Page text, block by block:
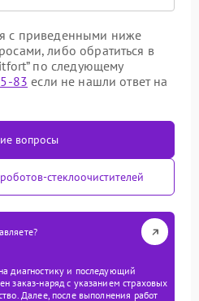
с приведенными ниже
либо обратиться в
по следующему
83 если не нашли ответ на
вопросы
стеклоочистителей
диагностику и последующий
заказ-наряд с указанием страховых
Далее, после выполнения работ